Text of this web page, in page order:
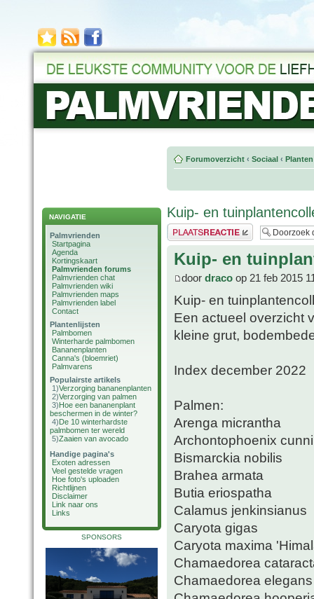
NAVIGATIE
Palmvrienden
Startpagina
Agenda
Kortingskaart
Palmvrienden forums
Palmvrienden chat
Palmvrienden wiki
Palmvrienden maps
Palmvrienden label
Contact
Plantenlijsten
Palmbomen
Winterharde palmbomen
Bananenplanten
Canna's (bloemriet)
Palmvarens
Populairste artikels
1)Verzorging bananenplanten
2)Verzorging van palmen
3)Hoe een bananenplant
beschermen in de winter?
4)De 10 winterhardste
palmbomen ter wereld
5)Zaaien van avocado
Handige pagina's
Exoten adressen
Veel gestelde vragen
Hoe foto's uploaden
Richtlijnen
Disclaimer
Link naar ons
Links
SPONSORS
Forumoverzicht ‹ Sociaal ‹
Kuip- en
Plaats een reactie
Kuip- en
door draco op 21 feb 2015
Kuip- en
Een actueel overzicht
kleine grut,
Index december 2022
Palmen:
Arenga micrantha
Archontophoenix
Bismarckia nobilis
Brahea armata
Butia eriospatha
Calamus jenkinsianus
Caryota gigas
Caryota maxima
Chamaedorea
Chamaedorea elegans